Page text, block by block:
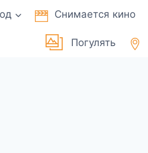
Снимается кино
Погулять